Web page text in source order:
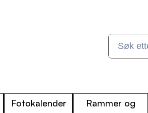
Fotokalender
Rammer og